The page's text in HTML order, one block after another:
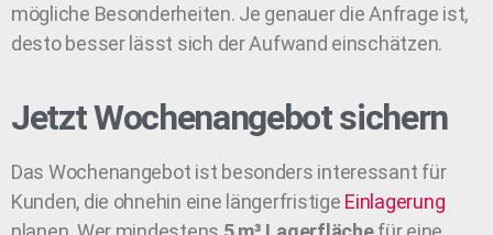
mögliche Besonderheiten. Je genauer die Anfrage ist,
desto besser lässt sich der Aufwand einschätzen.
Jetzt Wochenangebot sichern
Das Wochenangebot ist besonders interessant für
Kunden, die ohnehin eine längerfristige Einlagerung